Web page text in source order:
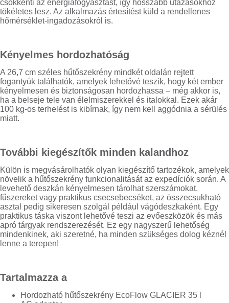
csökkenti az energiafogyasztást, így hosszabb utazásokhoz
tökéletes lesz. Az alkalmazás értesítést küld a rendellenes
hőmérséklet-ingadozásokról is.
Kényelmes hordozhatóság
A 26,7 cm széles hűtőszekrény mindkét oldalán rejtett
fogantyúk találhatók, amelyek lehetővé teszik, hogy két ember
kényelmesen és biztonságosan hordozhassa – még akkor is,
ha a belseje tele van élelmiszerekkel és italokkal. Ezek akár
100 kg-os terhelést is kibírnak, így nem kell aggódnia a sérülés
miatt.
További kiegészítők minden kalandhoz
Külön is megvásárolhatók olyan kiegészítő tartozékok, amelyek
növelik a hűtőszekrény funkcionalitását az expedíciók során. A
levehető deszkán kényelmesen tárolhat szerszámokat,
fűszereket vagy praktikus csecsebecséket, az összecsukható
asztal pedig sikeresen szolgál például vágódeszkaként. Egy
praktikus táska viszont lehetővé teszi az evőeszközök és más
apró tárgyak rendszerezését. Ez egy nagyszerű lehetőség
mindenkinek, aki szeretné, ha minden szükséges dolog kéznél
lenne a terepen!
Tartalmazza a
Hordozható hűtőszekrény EcoFlow GLACIER 35 l